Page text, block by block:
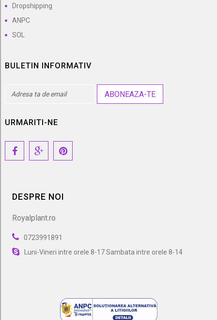
Dropshipping
ANPC
SOL
BULETIN INFORMATIV
ABONEAZA-TE
URMARITI-NE
DESPRE NOI
Royalplant.ro
0723991891
Luni-Vineri intre orele 8-17 Sambata intre orele 8-14